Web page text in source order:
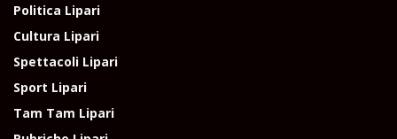
Politica Lipari
Cultura Lipari
Spettacoli Lipari
Sport Lipari
Tam Tam Lipari